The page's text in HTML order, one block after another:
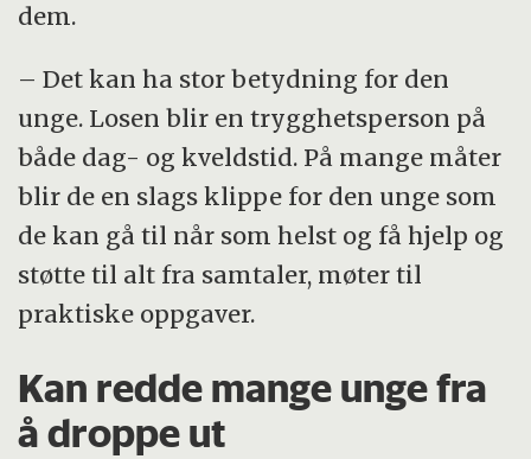
dem.
– Det kan ha stor betydning for den
unge. Losen blir en trygghetsperson på
både dag- og kveldstid. På mange måter
blir de en slags klippe for den unge som
de kan gå til når som helst og få hjelp og
støtte til alt fra samtaler, møter til
praktiske oppgaver.
Kan redde mange unge fra
å droppe ut